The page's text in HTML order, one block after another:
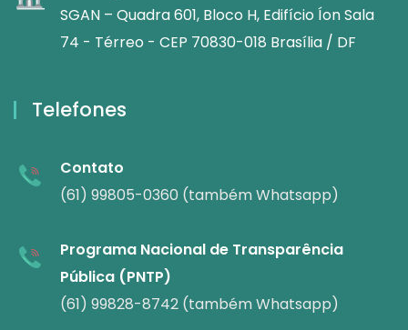
SGAN – Quadra 601, Bloco H, Edifício Íon Sala
74 - Térreo - CEP 70830-018 Brasília / DF
Telefones
Contato
(61) 99805-0360 (também Whatsapp)
Programa Nacional de Transparência
Pública (PNTP)
(61) 99828-8742 (também Whatsapp)